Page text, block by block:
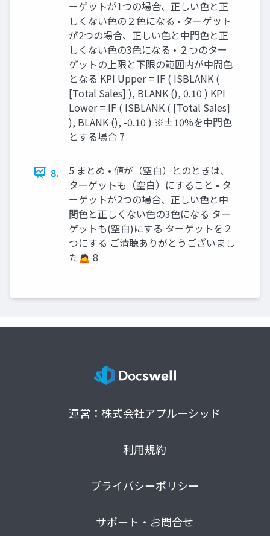
ーゲットが1つの場合、正しい色と正
しくない色の２色になる • ターゲット
が2つの場合、正しい色と中間色と正
しくない色の3色になる • ２つのター
ゲットの上限と下限の範囲内が中間色
となる KPI Upper = IF ( ISBLANK (
[Total Sales] ), BLANK (), 0.10 ) KPI
Lower = IF ( ISBLANK ( [Total Sales]
), BLANK (), -0.10 ) ※±10%を中間色
とする場合 7
8.
5 まとめ • 値が（空白）とのときは、
ターゲットも（空白）にすること • タ
ーゲットが2つの場合、正しい色と中
間色と正しくない色の3色になる ター
ゲットも(空白)にする ターゲットを２
つにする ご清聴ありがとうございまし
た🙇 8
運営：株式会社アプルーシッド
利用規約
プライバシーポリシー
サポート・お問合せ